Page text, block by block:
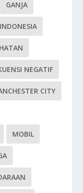
GANJA
INDONESIA
NEGATIF
CITY
MOBIL